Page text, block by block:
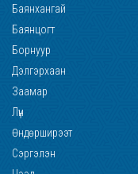
Баянхангай
Баянцогт
Борнуур
Дэлгэрхаан
Заамар
Лүн
Өндөрширээт
Сэргэлэн